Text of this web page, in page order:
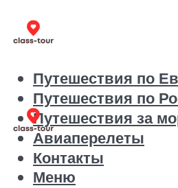
Путешествия по
Путешествия по
Путешествия за
Авиаперелеты
Контакты
Меню